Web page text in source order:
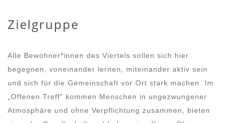
Zielgruppe
Alle Bewohner*innen des Viertels sollen sich hier
begegnen, voneinander lernen, miteinander aktiv sein
und sich für die Gemeinschaft vor Ort stark machen. Im
„Offenen Treff" kommen Menschen in ungezwungener
Atmosphäre und ohne Verpflichtung zusammen, bieten